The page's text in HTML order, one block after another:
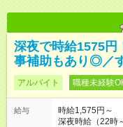
深夜で時給1575円
事補助もあり◎／
アルバイト 職種未経験
給与
時給1,575円～
深夜時給（22時～翌5時）：